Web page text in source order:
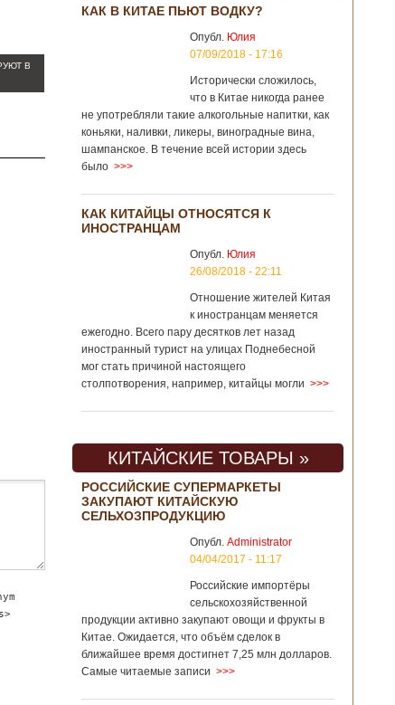
В
КАК В КИТАЕ ПЬЮТ ВОДКУ?
Опубл. Юлия
07/09/2018 - 17:16
Исторически сложилось,
что в Китае никогда ранее
не употребляли такие алкогольные напитки, как
коньяки, наливки, ликеры, виноградные вина,
шампанское. В течение всей истории здесь
было >>>
КАК КИТАЙЦЫ ОТНОСЯТСЯ К
ИНОСТРАНЦАМ
Опубл. Юлия
26/08/2018 - 22:11
Отношение жителей Китая
к иностранцам меняется
ежегодно. Всего пару десятков лет назад
иностранный турист на улицах Поднебесной
мог стать причиной настоящего
столпотворения, например, китайцы могли >>>
КИТАЙСКИЕ ТОВАРЫ »
РОССИЙСКИЕ СУПЕРМАРКЕТЫ
ЗАКУПАЮТ КИТАЙСКУЮ
СЕЛЬХОЗПРОДУКЦИЮ
Опубл. Administrator
04/04/2017 - 11:17
Российские импортёры
сельскохозяйственной
продукции активно закупают овощи и фрукты в
Китае. Ожидается, что объём сделок в
ближайшее время достигнет 7,25 млн долларов.
Самые читаемые записи >>>